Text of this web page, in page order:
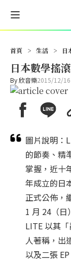
首頁 > 生活 > 日
日本數學搖
By欣音樂2015/12/16
圖片說明：
的節奏、精
掌握，近十
年成立的日
正式公佈，
1 月 24（日
LITE 以其
人著稱，出
以及二張